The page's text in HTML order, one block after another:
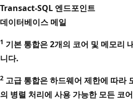
Transact-SQL 엔드포인트
데이터베이스 메일
1 기본 통합은 2개의 코어 및 메모리
니다.
2 고급 통합은 하드웨어 제한에 따라
의 병렬 처리에 사용 가능한 모든 코